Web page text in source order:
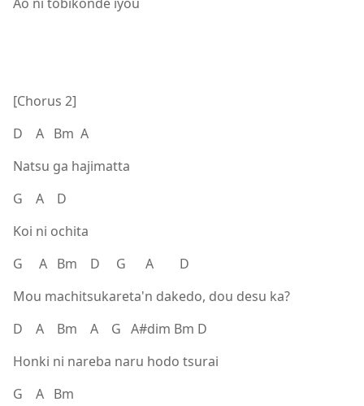
[Chorus 2]
D A Bm A
Natsu ga hajimatta
G A D
Koi ni ochita
G A Bm D G A D
Mou machitsukareta'n dakedo, dou desu ka?
D A Bm A G A#dim Bm D
Honki ni nareba naru hodo tsurai
G A Bm